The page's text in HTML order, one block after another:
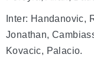
Inter: Handanovic,
Jonathan,
Kovacic, Palacio.